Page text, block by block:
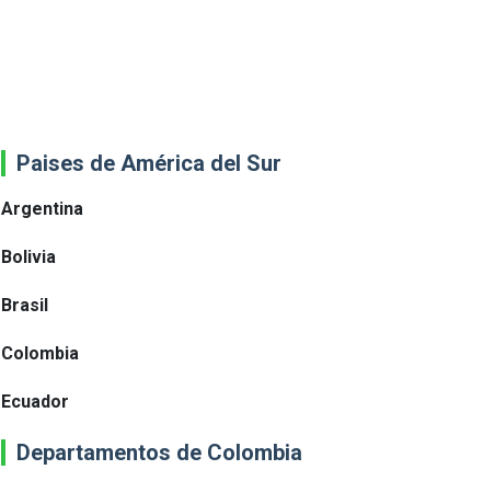
Paises de América del Sur
Argentina
Bolivia
Brasil
Colombia
Ecuador
Departamentos de Colombia